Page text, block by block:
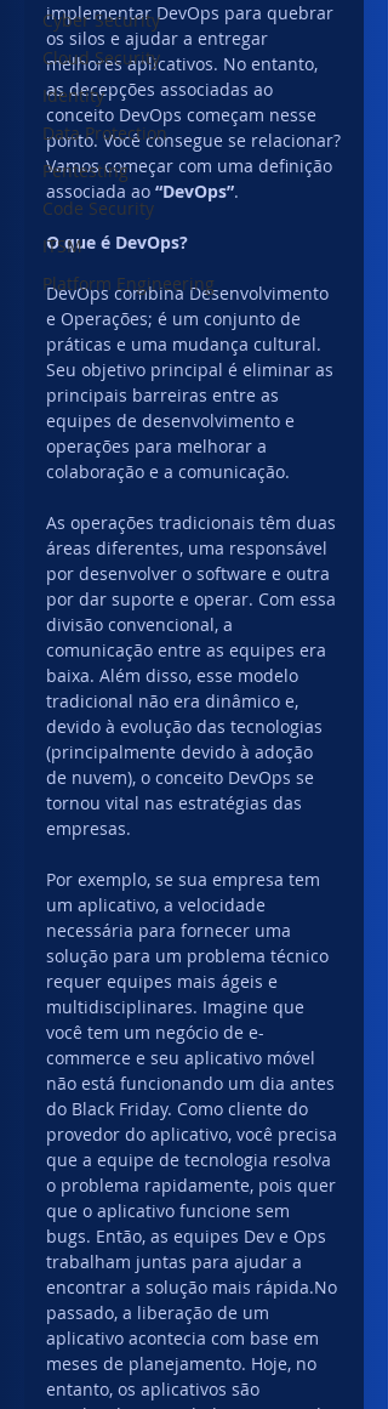
Cyber Security
Cloud Security
Identity
Data Protection
Pentesting
Code Security
ITSM
Platform Engineering
implementar DevOps para quebrar
os silos e ajudar a entregar
melhores aplicativos. No entanto,
as decepções associadas ao
conceito DevOps começam nesse
ponto. Você consegue se relacionar?
Vamos começar com uma definição
associada ao “DevOps”.
O que é DevOps?
DevOps combina Desenvolvimento
e Operações; é um conjunto de
práticas e uma mudança cultural.
Seu objetivo principal é eliminar as
principais barreiras entre as
equipes de desenvolvimento e
operações para melhorar a
colaboração e a comunicação.
As operações tradicionais têm duas
áreas diferentes, uma responsável
por desenvolver o software e outra
por dar suporte e operar. Com essa
divisão convencional, a
comunicação entre as equipes era
baixa. Além disso, esse modelo
tradicional não era dinâmico e,
devido à evolução das tecnologias
(principalmente devido à adoção
de nuvem), o conceito DevOps se
tornou vital nas estratégias das
empresas.
Por exemplo, se sua empresa tem
um aplicativo, a velocidade
necessária para fornecer uma
solução para um problema técnico
requer equipes mais ágeis e
multidisciplinares. Imagine que
você tem um negócio de e-
commerce e seu aplicativo móvel
não está funcionando um dia antes
do Black Friday. Como cliente do
provedor do aplicativo, você precisa
que a equipe de tecnologia resolva
o problema rapidamente, pois quer
que o aplicativo funcione sem
bugs. Então, as equipes Dev e Ops
trabalham juntas para ajudar a
encontrar a solução mais rápida.No
passado, a liberação de um
aplicativo acontecia com base em
meses de planejamento. Hoje, no
entanto, os aplicativos são